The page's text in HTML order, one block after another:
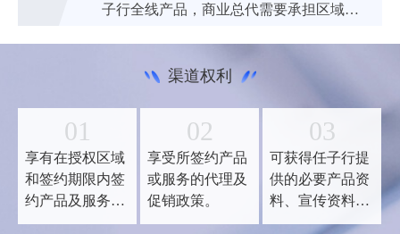
子行全线产品，商业总代需要承担区域的
术支撑及服务平台。
渠道权利
01
享有在授权区域
和签约期限内签
约产品及服务的
销售权。
02
享受所签约产品
或服务的代理及
促销政策。
03
可获得任子行提
供的必要产品资
料、宣传资料、
市场活动、人员